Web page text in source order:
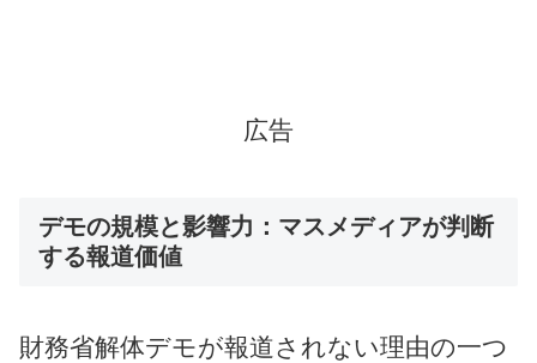
広告
デモの規模と影響力：マスメディアが判断
する報道価値
財務省解体デモが報道されない理由の一つ